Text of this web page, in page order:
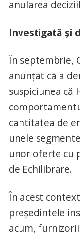
anularea
Investigată şi
În septembrie,
anunţat că a
suspiciunea că
cantitatea de
unele
unor oferte cu
de Echilibrare.
În acest
preşedintele
acum,